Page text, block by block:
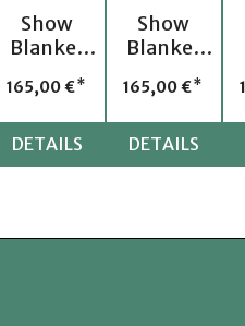
Show
Blanket
Regulärer Preis:
165,00 €
DETAILS
Show
Blanket
Regulärer
165,00 €
DETAILS